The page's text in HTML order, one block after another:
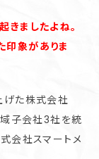
きましたよね。
印象がありま
げた株式会社
域子会社3社を統
会社スマートメ